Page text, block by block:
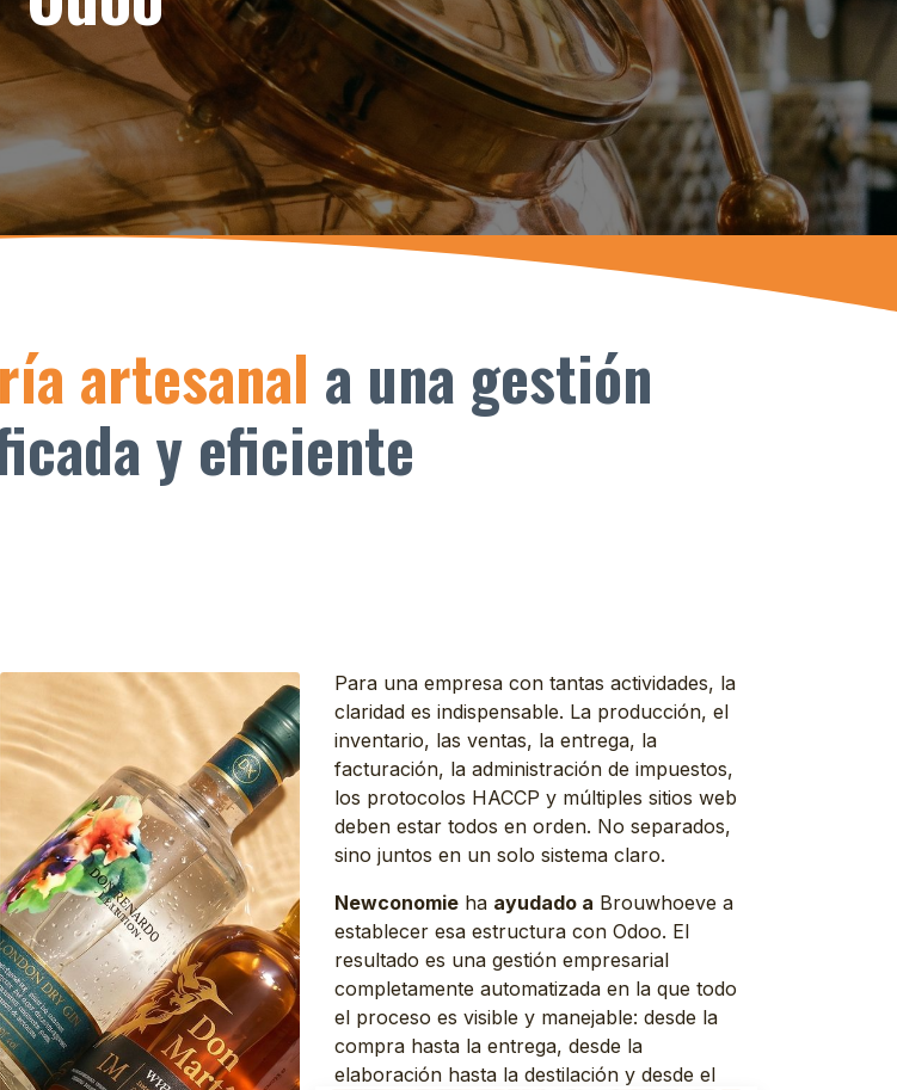
artesanal a una gestión
y eficiente
Para una empresa con tantas actividades, la
claridad es indispensable. La producción, el
inventario, las ventas, la entrega, la
facturación, la administración de impuestos,
los protocolos HACCP y múltiples sitios web
deben estar todos en orden. No separados,
sino juntos en un solo sistema claro.
Newconomie ha ayudado a Brouwhoeve a
establecer esa estructura con Odoo. El
resultado es una gestión empresarial
completamente automatizada en la que todo
el proceso es visible y manejable: desde la
compra hasta la entrega, desde la
elaboración hasta la destilación y desde el